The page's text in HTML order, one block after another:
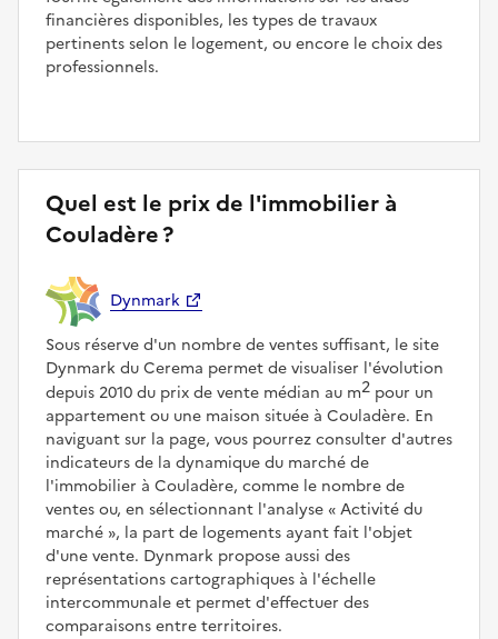
financières disponibles, les types de travaux
pertinents selon le logement, ou encore le choix des
professionnels.
Quel est le prix de l'immobilier à
Couladère ?
Dynmark
Sous réserve d'un nombre de ventes suffisant, le site
Dynmark du Cerema permet de visualiser l'évolution
depuis 2010 du prix de vente médian au m2 pour un
appartement ou une maison située à Couladère. En
naviguant sur la page, vous pourrez consulter d'autres
indicateurs de la dynamique du marché de
l'immobilier à Couladère, comme le nombre de
ventes ou, en sélectionnant l'analyse
Activité du
marché , la part de logements ayant fait l'objet
d'une vente. Dynmark propose aussi des
représentations cartographiques à l'échelle
intercommunale et permet d'effectuer des
comparaisons entre territoires.